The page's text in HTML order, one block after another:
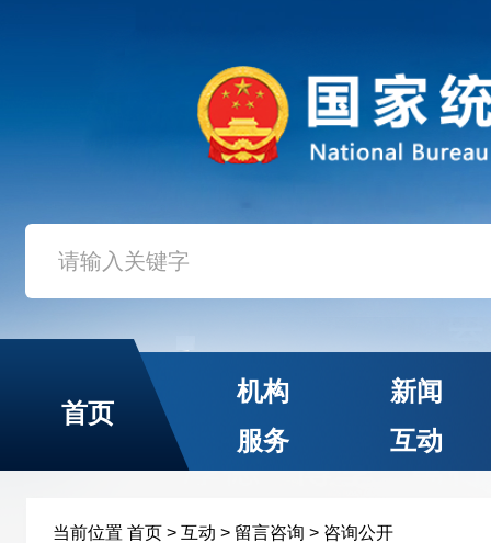
首页
机构
新闻
服务
互动
当前位置 首页> 互动 > 留言咨询 > 咨询公开